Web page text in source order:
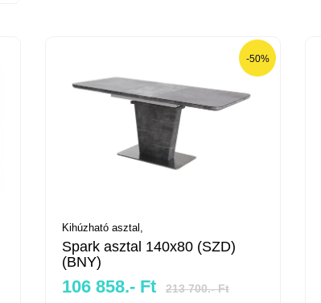
-50%
Kihúzható asztal,
Spark asztal 140x80 (SZD)
(BNY)
106 858.- Ft 213 700.- Ft